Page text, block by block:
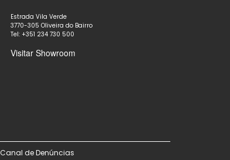
Estrada Vila Verde
3770-305 Oliveira do Bairro
Tel: +351 234 730 500
Visitar Showroom
Canal de Denúncias